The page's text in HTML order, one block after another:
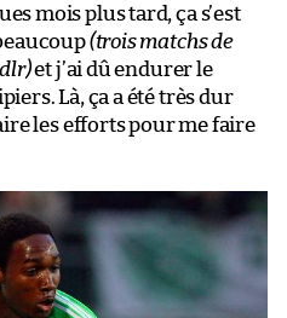
mois plus tard, ça s’est
(trois matchs de
et j’ai dû endurer le
Là, ça a été très dur
les efforts pour me faire